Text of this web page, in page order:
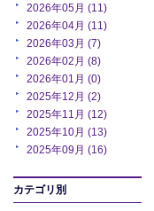
2026年05月 (11)
2026年04月 (11)
2026年03月 (7)
2026年02月 (8)
2026年01月 (0)
2025年12月 (2)
2025年11月 (12)
2025年10月 (13)
2025年09月 (16)
カテゴリ別